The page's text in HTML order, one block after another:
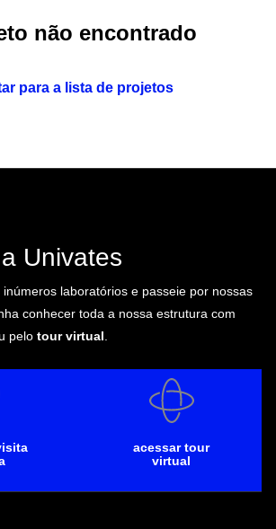
não encontrado
para a lista de projetos
a Univates
laboratórios e passeie por nossas
conhecer toda a nossa estrutura com
pelo tour virtual
acessar tour
virtual